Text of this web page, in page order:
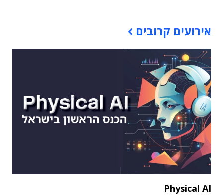
אירועים קרובים
Physical AI